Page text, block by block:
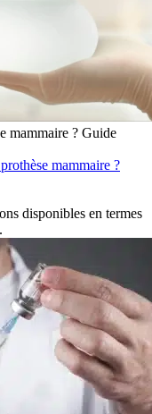
mammaire ? Guide
disponibles en termes